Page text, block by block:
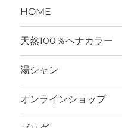
HOME
天然100％ヘナカラー
湯シャン
オンラインショップ